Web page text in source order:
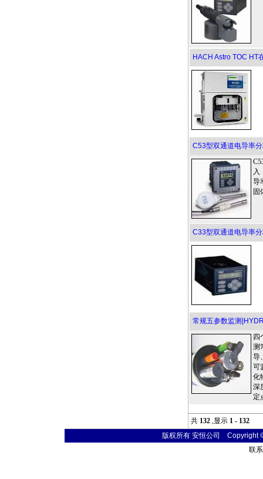
HACH Astro TOC HT
C53型双通道电导率
入
导
固
C33型双通道电导率
常规五参数监测
四
测
导
可
化
深
定
共 132 ,显示 1 - 132
版权所有 安恒公司 Copyright
联